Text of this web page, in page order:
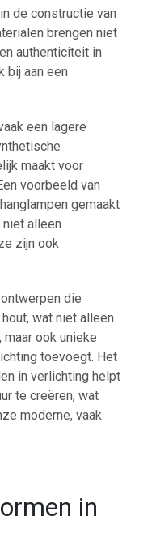
de constructie van
brengen niet
authenticiteit in
bij aan een
een lagere
maakt voor
voorbeeld van
gemaakt
alleen
zijn ook
die
wat niet alleen
maar ook unieke
toevoegt. Het
in verlichting helpt
te creëren, wat
moderne, vaak
in